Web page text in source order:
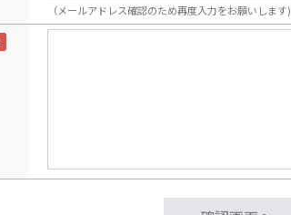
（メールアドレス確認のため再度入力をお願いします)